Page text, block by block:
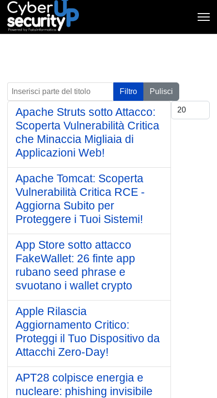
Inserisci parte del titolo Filtro
Pulisci
Visualizza #
Apache Struts sotto Attacco:
Scoperta Vulnerabilità Critica
che Minaccia Migliaia di
Applicazioni Web!
Apache Tomcat: Scoperta
Vulnerabilità Critica RCE -
Aggiorna Subito per
Proteggere i Tuoi Sistemi!
App Store sotto attacco
FakeWallet: 26 finte app
rubano seed phrase e
svuotano i wallet crypto
Apple Rilascia
Aggiornamento Critico:
Proteggi il Tuo Dispositivo da
Attacchi Zero-Day!
APT28 colpisce energia e
nucleare: phishing invisibile